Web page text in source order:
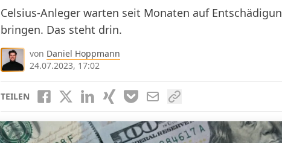
Celsius-Anleger warten seit Monaten auf
bringen. Das steht drin.
von Daniel Hoppmann
24.07.2023, 17:02
TEILEN